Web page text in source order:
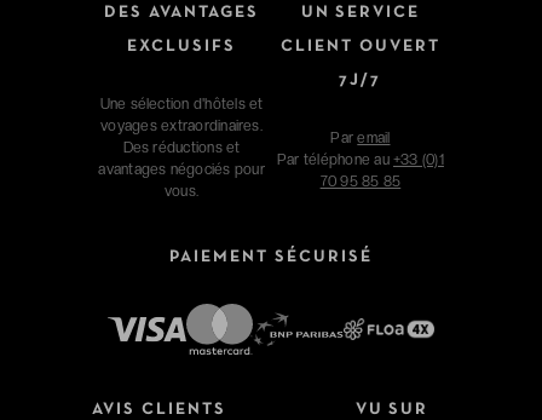
DES AVANTAGES
EXCLUSIFS
Une sélection d'hôtels et
voyages extraordinaires.
Des réductions et
avantages négociés pour
vous.
UN SERVICE
CLIENT OUVERT
7J/7
Paremail
Par téléphone au +33 (0)1
70 95 85 85
PAIEMENT SÉCURISÉ
AVIS CLIENTS VU SUR